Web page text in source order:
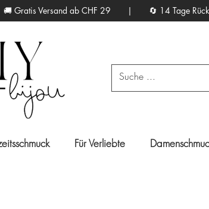
🚚 Gratis Versand ab CHF 29 | 🔄 14 Tage
Für Verliebte